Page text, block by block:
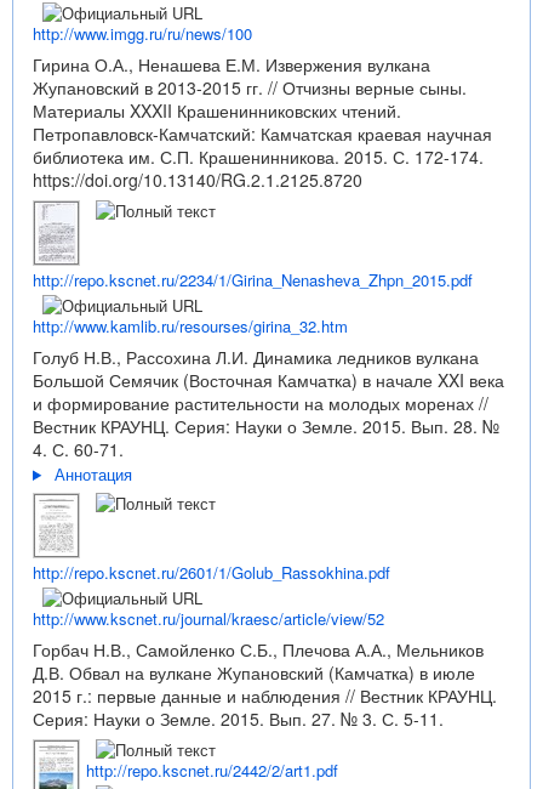
http://www.imgg.ru/ru/news/100
Гирина О.А., Ненашева Е.М. Извержения вулкана
Жупановский в 2013-2015 гг. // Отчизны верные сыны.
Материалы XXXII Крашенинниковских чтений.
Петропавловск-Камчатский: Камчатская краевая научная
библиотека им. С.П. Крашенинникова. 2015. С. 172-174.
https://doi.org/10.13140/RG.2.1.2125.8720
http://repo.kscnet.ru/2234/1/Girina_Nenasheva_Zhpn_2015.pdf
http://www.kamlib.ru/resourses/girina_32.htm
Голуб Н.В., Рассохина Л.И. Динамика ледников вулкана
Большой Семячик (Восточная Камчатка) в начале XXI века
и формирование растительности на молодых моренах //
Вестник КРАУНЦ. Серия: Науки о Земле. 2015. Вып. 28. №
4. С. 60-71.
Аннотация
http://repo.kscnet.ru/2601/1/Golub_Rassokhina.pdf
http://www.kscnet.ru/journal/kraesc/article/view/52
Горбач Н.В., Самойленко С.Б., Плечова А.А., Мельников
Д.В. Обвал на вулкане Жупановский (Камчатка) в июле
2015 г.: первые данные и наблюдения // Вестник КРАУНЦ.
Серия: Науки о Земле. 2015. Вып. 27. № 3. С. 5-11.
http://repo.kscnet.ru/2442/2/art1.pdf